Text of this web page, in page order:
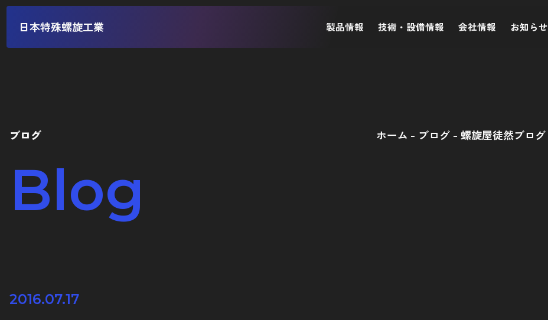
日本特殊螺旋工業 製品情報 技術・設備情報 会社情報 お知らせ
ホーム ブログ 螺旋屋徒然ブログ
ブログ
Blog
2016.07.17